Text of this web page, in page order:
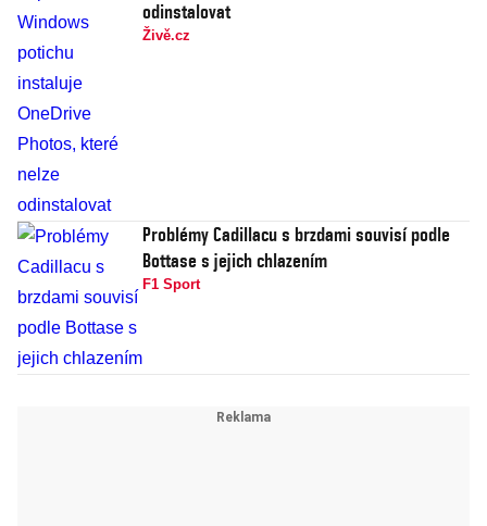
odinstalovat
Živě.cz
Problémy Cadillacu s brzdami souvisí podle
Bottase s jejich chlazením
F1 Sport